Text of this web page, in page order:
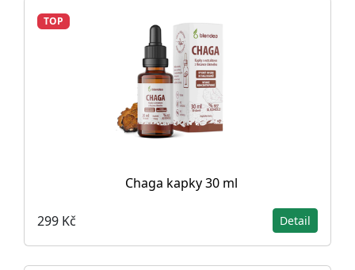
TOP
Chaga kapky 30 ml
299 Kč Detail